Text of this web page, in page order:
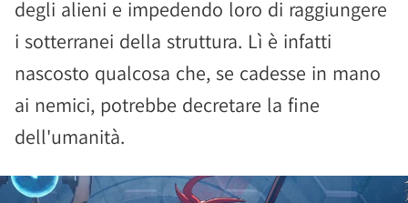
degli alieni e impedendo loro di raggiungere
i sotterranei della struttura. Lì è infatti
nascosto qualcosa che, se cadesse in mano
ai nemici, potrebbe decretare la fine
dell'umanità.